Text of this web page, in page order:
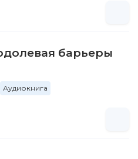
барьеры
Аудиокнига